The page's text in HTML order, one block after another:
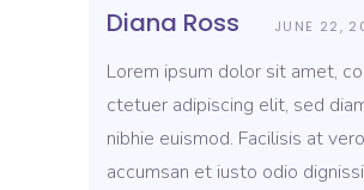
Diana Ross JUNE 22,
Lorem ipsum dolor sit amet,
ctetuer adipiscing elit, sed
nibhie euismod. Facilisis at
accumsan et iusto odio